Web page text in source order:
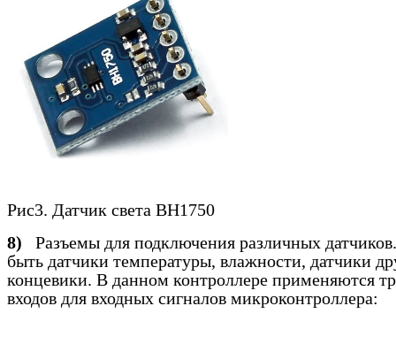
Рис3. Датчик света BH1750
8) Разъемы для подключения различных
быть датчики температуры, влажности, датчики
концевики. В данном контроллере применяются
входов для входных сигналов микроконтроллера: